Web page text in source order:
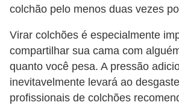
colchão pelo menos duas vezes
Virar colchões é especialmente
compartilhar sua cama com
quanto você pesa. A pressão
inevitavelmente levará ao
profissionais de colchões